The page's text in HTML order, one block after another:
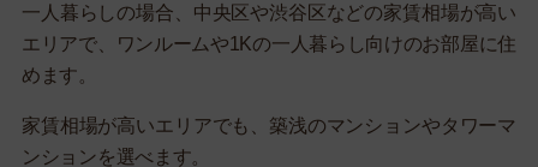
一人暮らしの場合、中央区や渋谷区などの家賃相場が高い
エリアで、ワンルームや1Kの一人暮らし向けのお部屋に住
めます。
家賃相場が高いエリアでも、築浅のマンションやタワーマ
ンションを選べます。